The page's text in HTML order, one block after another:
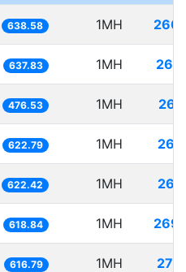
638.58 1MH
637.83 1MH
476.53 1MH
622.79 1MH
622.42 1MH
618.84 1MH
616.79 1MH